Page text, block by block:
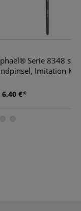
Serie 8348
Imitation
6,40 €